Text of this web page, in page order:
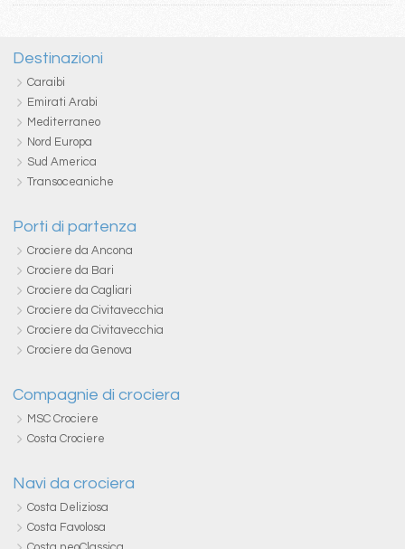
Destinazioni
Caraibi
Emirati Arabi
Mediterraneo
Nord Europa
Sud America
Transoceaniche
Porti di partenza
Crociere da Ancona
Crociere da Bari
Crociere da Cagliari
Crociere da Civitavecchia
Crociere da Civitavecchia
Crociere da Genova
Compagnie di crociera
MSC Crociere
Costa Crociere
Navi da crociera
Costa Deliziosa
Costa Favolosa